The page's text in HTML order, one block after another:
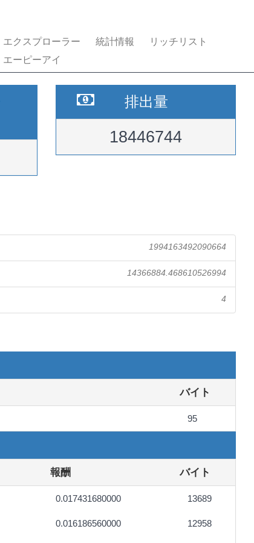
エクスプローラー 統計情報
リッチリスト
エーピーアイ
排出量
18446744
1994163492090664
14366884.468610526994
4
バイト
95
報酬 バイト
0.017431680000 13689
0.016186560000 12958